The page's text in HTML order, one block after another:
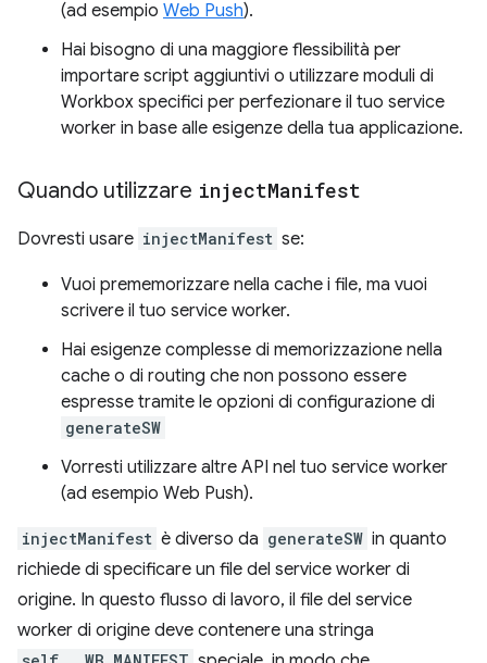
(ad esempio Web Push).
Hai bisogno di una maggiore flessibilità per
importare script aggiuntivi o utilizzare moduli di
Workbox specifici per perfezionare il tuo service
worker in base alle esigenze della tua applicazione.
Quando utilizzare injectManifest
Dovresti usare injectManifest se:
Vuoi prememorizzare nella cache i file, ma vuoi
scrivere il tuo service worker.
Hai esigenze complesse di memorizzazione nella
cache o di routing che non possono essere
espresse tramite le opzioni di configurazione di
generateSW
Vorresti utilizzare altre API nel tuo service worker
(ad esempio Web Push).
injectManifest è diverso da generateSW in quanto
richiede di specificare un file del service worker di
origine. In questo flusso di lavoro, il file del service
worker di origine deve contenere una stringa